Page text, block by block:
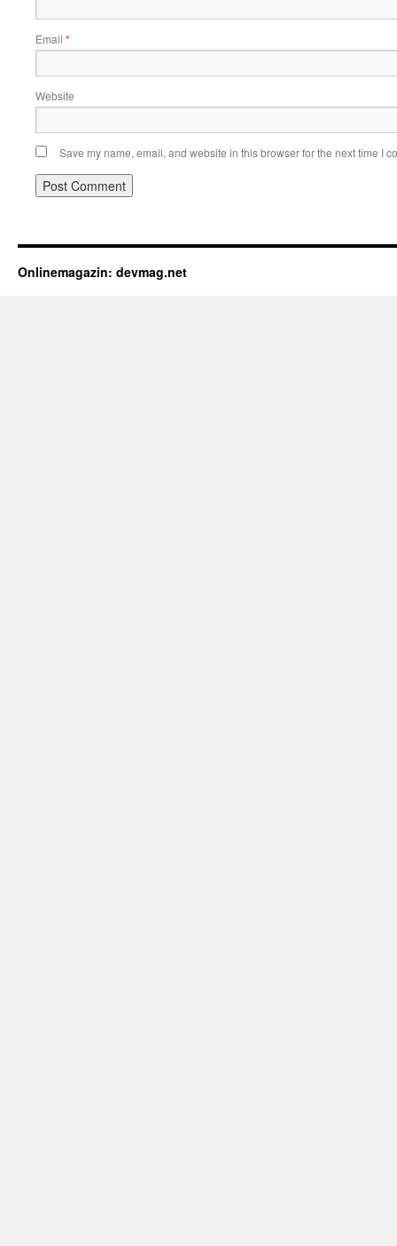
Email *
Website
Save my name, email, and website in this browser for the next time I
Onlinemagazin: devmag.net